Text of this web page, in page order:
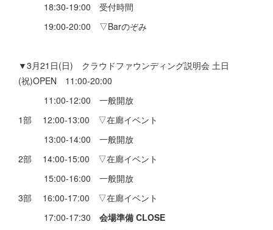
18:30-19:00 受付時間
19:00-20:00 ▽Barのぞみ
▼3月21日(日) クラウドファウンディング説明会 土日
(祝)OPEN 11:00-20:00
11:00-12:00 一般開放
1部 12:00-13:00 ▽在廊イベント
13:00-14:00 一般開放
2部 14:00-15:00 ▽在廊イベント
15:00-16:00 一般開放
3部 16:00-17:00 ▽在廊イベント
17:00-17:30 会場準備 CLOSE